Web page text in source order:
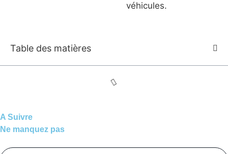
véhicules.
Table des matières
A Suivre
Ne manquez pas